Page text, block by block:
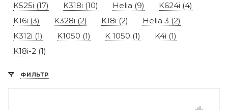
K525i (17) K318i (10) Helia (9)
K624i (4)
K16i (3)
K328i (2) K18i (2)
Helia 3 (2)
K312i (1)
K1050 (1) K 1050 (1)
K4i (1)
K18i-2 (1)
ФИЛЬТР